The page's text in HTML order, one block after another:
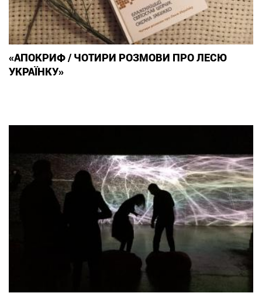
«АПОКРИФ / ЧОТИРИ РОЗМОВИ ПРО ЛЕСЮ
УКРАЇНКУ»